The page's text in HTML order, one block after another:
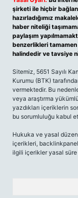
şirketi ile hiçbir
hazırladığımız
haber niteliği
paylaşım
benzerlikleri
halindedir ve tavsiye
Sitemiz, 5651 Sayılı
Kurumu (BTK)
vermektedir. Bu
veya araştırma
yazdıkları içeriklerin
bu sorumluluğu kabul
Hukuka ve yasal
içerikleri,
ilgili içerikler yasal süre